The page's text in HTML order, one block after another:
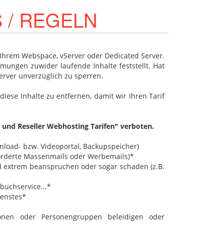
/ REGELN
Webspace, vServer oder Dedicated Server.
zuwider laufende Inhalte feststellt. Hat
unverzüglich zu sperren.
Inhalte zu entfernen, damit wir Ihren Tarif
Reseller Webhosting Tarifen" verboten.
bzw. Videoportal, Backupspeicher)
Massenmails oder Werbemails)*
beanspruchen oder sogar schaden (z.B.
oder Personengruppen beleidigen oder